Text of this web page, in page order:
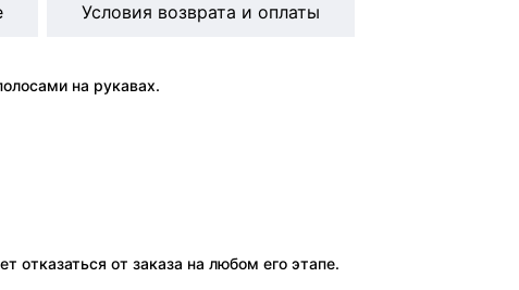
на рукавах.
Условия возврата и оплаты
отказаться от заказа на любом его этапе.